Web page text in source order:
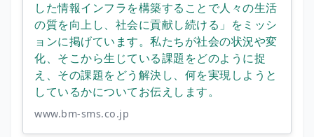
した情報インフラを構築することで人々の生活
の質を向上し、社会に貢献し続ける」をミッシ
ョンに掲げています。私たちが社会の状況や変
化、そこから生じている課題をどのように捉
え、その課題をどう解決し、何を実現しようと
しているかについてお伝えします。
www.bm-sms.co.jp